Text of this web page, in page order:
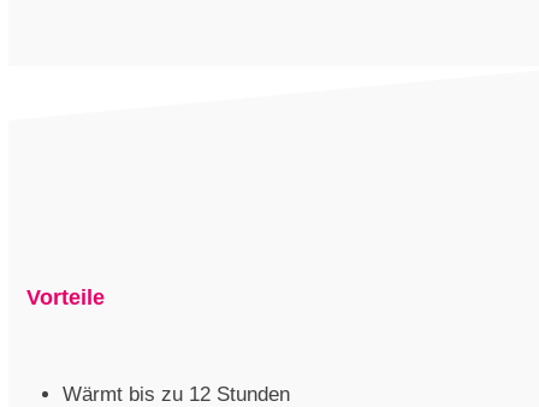
Vorteile
Wärmt bis zu 12 Stunden